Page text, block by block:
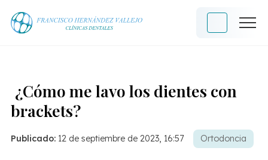
¿Cómo me lavo los dientes con
brackets?
Publicado: 12 de septiembre de 2023, 16:57 Ortodoncia